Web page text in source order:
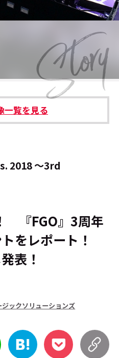
#スタッフが語る
イバシーポリシー
て Cookie Settings
一覧を見る
2018 ～3rd
『FGO』3周年
をレポート！
表！
ックソリューションズ